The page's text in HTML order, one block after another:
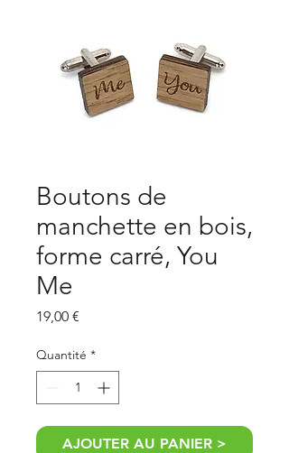
Boutons de
manchette en bois,
forme carré, You
Me
19,00 €
Quantité *
AJOUTER AU PANIER >